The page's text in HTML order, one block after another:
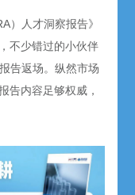
）人才洞察报告》
不少错过的小伙伴
告返场。纵然市场
告内容足够权威，